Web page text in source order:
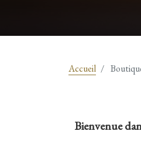
Accueil
Bienvenue